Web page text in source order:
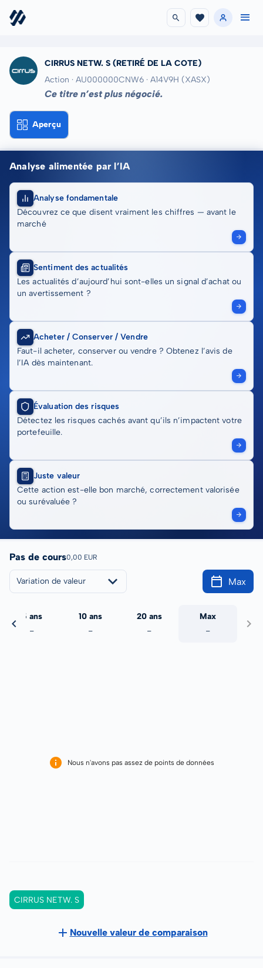
CIRRUS NETW. S (RETIRÉ DE LA COTE)
Action · AU000000CNW6 · A14V9H (XASX)
Ce titre n’est plus négocié.
Aperçu
Analyse alimentée par l’IA
Analyse fondamentale
Découvrez ce que disent vraiment les chiffres — avant le
marché
Sentiment des actualités
Les actualités d’aujourd’hui sont-elles un signal d’achat ou
un avertissement ?
Acheter / Conserver / Vendre
Faut-il acheter, conserver ou vendre ? Obtenez l’avis de
l’IA dès maintenant.
Évaluation des risques
Détectez les risques cachés avant qu’ils n’impactent votre
portefeuille.
Juste valeur
Cette action est-elle bon marché, correctement valorisée
ou surévaluée ?
Pas de cours0,00 EUR
Variation de valeur Max
5 ans
-
10 ans
-
20 ans
-
Max
-
Nous n'avons pas assez de points de données
CIRRUS NETW. S
Nouvelle valeur de comparaison